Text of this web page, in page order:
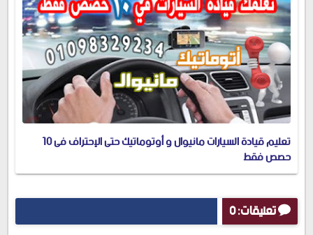
تعليم قيادة السيارات مانيوال و أوتوماتيك حتى الإحتراف فى 10
حصص فقط
تعليقات: 0